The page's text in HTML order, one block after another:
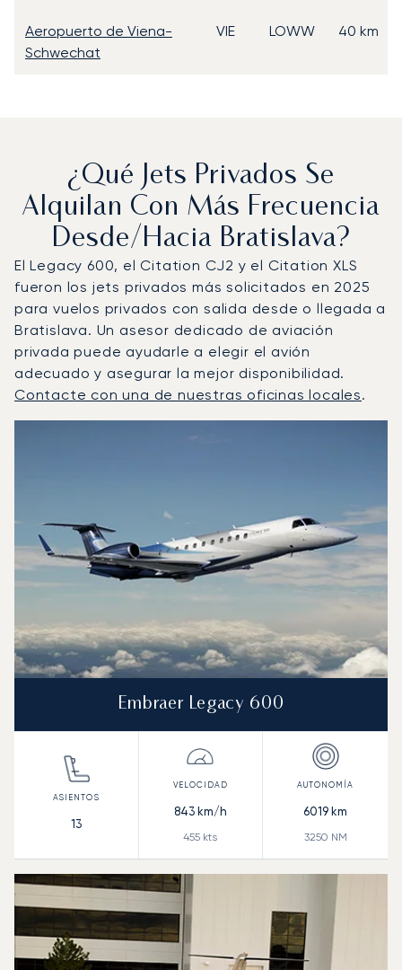
Aeropuerto de Viena-
Schwechat
VIE LOWW 40 km
¿Qué Jets Privados Se
Alquilan Con Más Frecuencia
Desde/hacia Bratislava?
El Legacy 600, el Citation CJ2 y el Citation XLS
fueron los jets privados más solicitados en 2025
para vuelos privados con salida desde o llegada a
Bratislava. Un asesor dedicado de aviación
privada puede ayudarle a elegir el avión
adecuado y asegurar la mejor disponibilidad.
Contacte con una de nuestras oficinas locales.
Embraer Legacy 600
13
843km/h
455 kts
6019 km
3250 NM